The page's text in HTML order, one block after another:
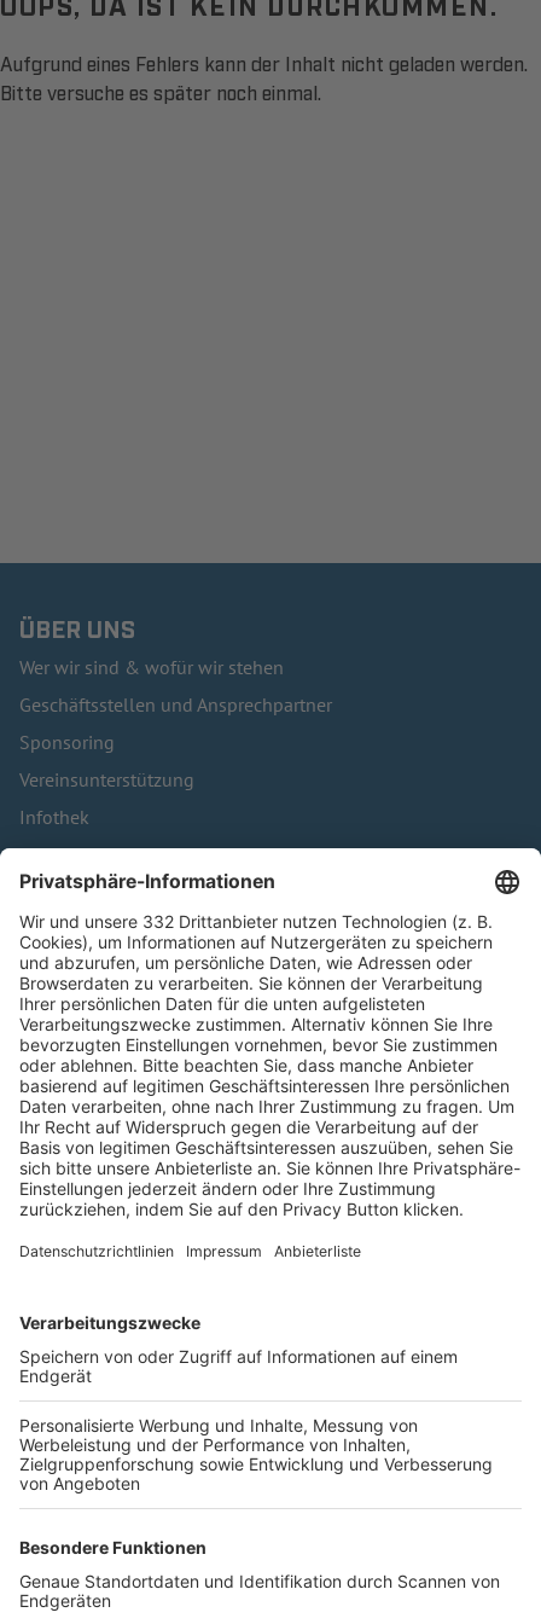
Aufgrund eines Fehlers kann der Inhalt nicht geladen werden.
Bitte versuche es später noch einmal.
ÜBER UNS
Wer wir sind & wofür wir stehen
Geschäftsstellen und Ansprechpartner
Sponsoring
Vereinsunterstützung
Infothek
Kontakt
HÄUFIG BESUCHTE SEITEN
Pässe und Vereinswechsel
Trainerausbildung
Schulungsangebot Vereinsmitarbeiter
BFV-Geschäftsstellen
Trainerbörse
Login SpielPlus
FOLGE DEM BFV
TOP-VEREINE
TOP-PARTNER